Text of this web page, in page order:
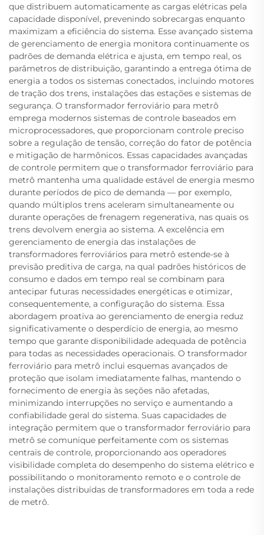
que distribuem automaticamente as cargas elétricas pela
capacidade disponível, prevenindo sobrecargas enquanto
maximizam a eficiência do sistema. Esse avançado sistema
de gerenciamento de energia monitora continuamente os
padrões de demanda elétrica e ajusta, em tempo real, os
parâmetros de distribuição, garantindo a entrega ótima de
energia a todos os sistemas conectados, incluindo motores
de tração dos trens, instalações das estações e sistemas de
segurança. O transformador ferroviário para metrô
emprega modernos sistemas de controle baseados em
microprocessadores, que proporcionam controle preciso
sobre a regulação de tensão, correção do fator de potência
e mitigação de harmônicos. Essas capacidades avançadas
de controle permitem que o transformador ferroviário para
metrô mantenha uma qualidade estável de energia mesmo
durante períodos de pico de demanda — por exemplo,
quando múltiplos trens aceleram simultaneamente ou
durante operações de frenagem regenerativa, nas quais os
trens devolvem energia ao sistema. A excelência em
gerenciamento de energia das instalações de
transformadores ferroviários para metrô estende-se à
previsão preditiva de carga, na qual padrões históricos de
consumo e dados em tempo real se combinam para
antecipar futuras necessidades energéticas e otimizar,
consequentemente, a configuração do sistema. Essa
abordagem proativa ao gerenciamento de energia reduz
significativamente o desperdício de energia, ao mesmo
tempo que garante disponibilidade adequada de potência
para todas as necessidades operacionais. O transformador
ferroviário para metrô inclui esquemas avançados de
proteção que isolam imediatamente falhas, mantendo o
fornecimento de energia às seções não afetadas,
minimizando interrupções no serviço e aumentando a
confiabilidade geral do sistema. Suas capacidades de
integração permitem que o transformador ferroviário para
metrô se comunique perfeitamente com os sistemas
centrais de controle, proporcionando aos operadores
visibilidade completa do desempenho do sistema elétrico e
possibilitando o monitoramento remoto e o controle de
instalações distribuídas de transformadores em toda a rede
de metrô.